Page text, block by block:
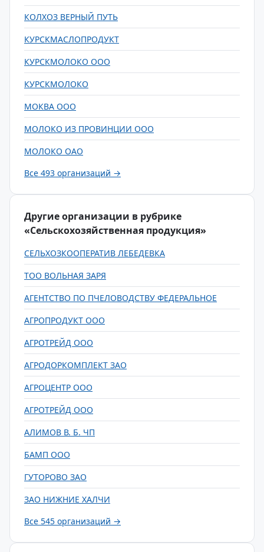
КОЛХОЗ ВЕРНЫЙ ПУТЬ
КУРСКМАСЛОПРОДУКТ
КУРСКМОЛОКО ООО
КУРСКМОЛОКО
МОКВА ООО
МОЛОКО ИЗ ПРОВИНЦИИ ООО
МОЛОКО ОАО
Все 493 организаций →
Другие организации в рубрике
«Сельскохозяйственная продукция»
СЕЛЬХОЗКООПЕРАТИВ ЛЕБЕДЕВКА
ТОО ВОЛЬНАЯ ЗАРЯ
АГЕНТСТВО ПО ПЧЕЛОВОДСТВУ ФЕДЕРАЛЬНОЕ
АГРОПРОДУКТ ООО
АГРОТРЕЙД ООО
АГРОДОРКОМПЛЕКТ ЗАО
АГРОЦЕНТР ООО
АГРОТРЕЙД ООО
АЛИМОВ В. Б. ЧП
БАМП ООО
ГУТОРОВО ЗАО
ЗАО НИЖНИЕ ХАЛЧИ
Все 545 организаций →